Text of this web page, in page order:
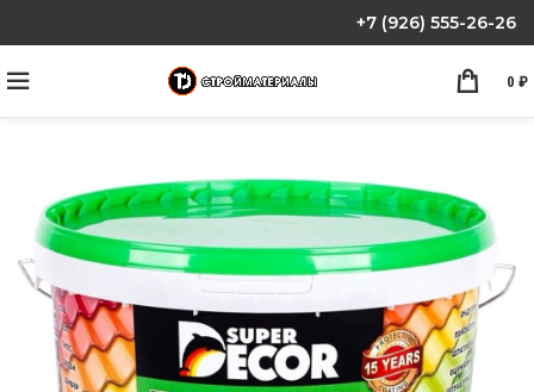
+7 (926) 555-26-26
0 ₽